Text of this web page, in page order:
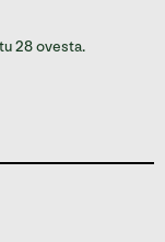
28 ovesta.